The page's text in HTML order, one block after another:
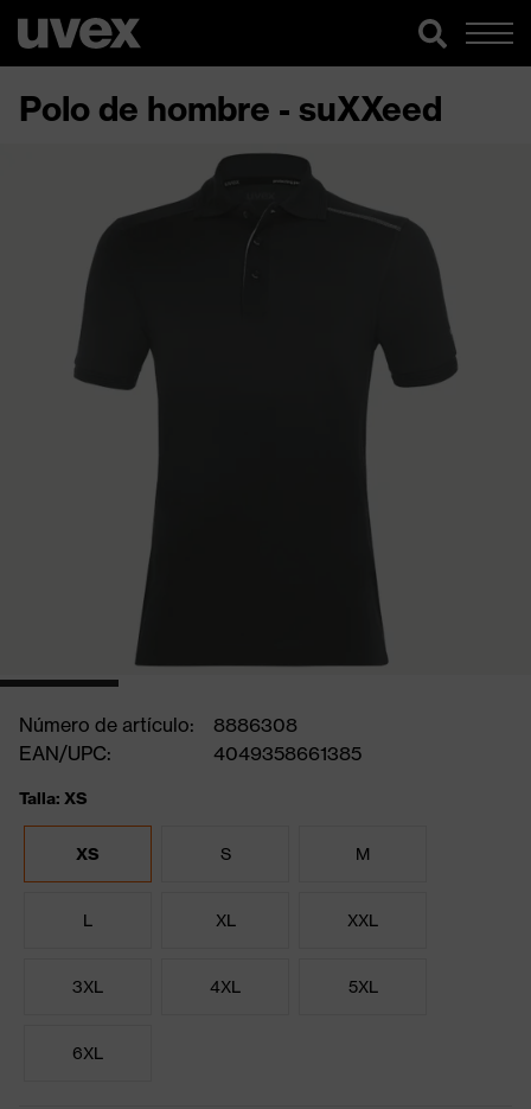
Polo de hombre - suXXeed
Número de artículo:
8886308
EAN/UPC:
4049358661385
Talla: XS
XS S M
L XL XXL
3XL 4XL 5XL
6XL